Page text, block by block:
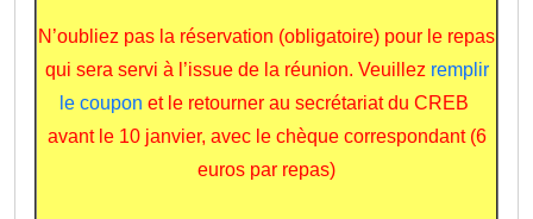
N’oubliez pas la réservation (obligatoire) pour le repas
qui sera servi à l’issue de la réunion. Veuillez remplir
le coupon et le retourner au secrétariat du CREB
avant le 10 janvier, avec le chèque correspondant (6
euros par repas)